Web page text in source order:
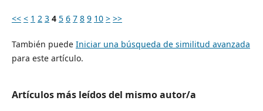
<< < 1 2 3 4 5 6 7 8 9 10 > >>
También puede Iniciar una búsqueda de similitud avanzada
para este artículo.
Artículos más leídos del mismo autor/a